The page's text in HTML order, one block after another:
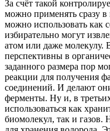
За счёт такой
можно применять сразу
можно использовать как
избирательно могут
атом или даже молекулу.
перспективны в
заданного размера пор
реакции для получения
соединений. И делают
ферменты. Ну и, в
использоваться как
биомолекул, так и